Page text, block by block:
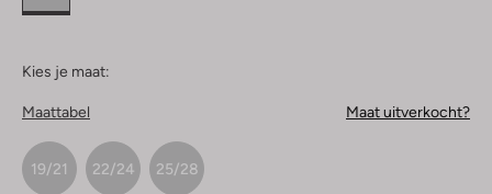
Kies je maat:
Maattabel Maat uitverkocht?
19/21 22/24 25/28